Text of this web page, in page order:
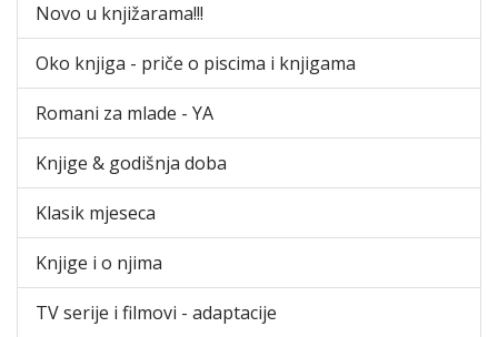
Novo u knjižarama!!!
Oko knjiga - priče o piscima i knjigama
Romani za mlade - YA
Knjige & godišnja doba
Klasik mjeseca
Knjige i o njima
TV serije i filmovi - adaptacije